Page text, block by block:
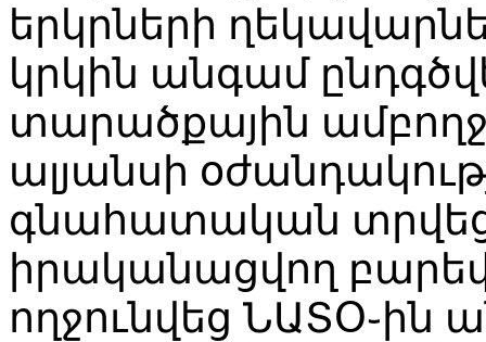
երկրների
կրկին անգամ
տարածքային
ալյանսի
գնահատական
իրականացվող
ողջունվեց ՆԱՏՕ֊ին